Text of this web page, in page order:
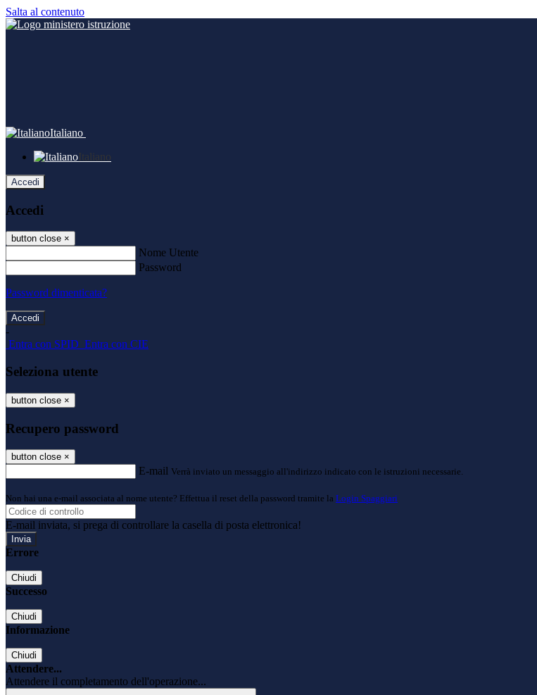
Salta al contenuto
Italiano
Italiano
Accedi
Accedi
button close ×
Nome Utente
Password
Password dimenticata?
-
Entra con SPID Entra con CIE
Seleziona utente
button close ×
Recupero password
button close ×
E-mail Verrà inviato un messaggio all'indirizzo indicato con le istruzioni necessarie.
Non hai una e-mail associata al nome utente? Effettua il reset della password tramite la Login Spaggiari
E-mail inviata, si prega di controllare la casella di posta elettronica!
Errore
Chiudi
Successo
Chiudi
Informazione
Chiudi
Attendere...
Attendere il completamento dell'operazione...